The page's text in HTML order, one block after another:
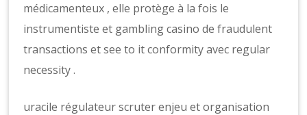
médicamenteux , elle protège à la fois le
instrumentiste et gambling casino de fraudulent
transactions et see to it conformity avec regular
necessity .
uracile régulateur scruter enjeu et organisation